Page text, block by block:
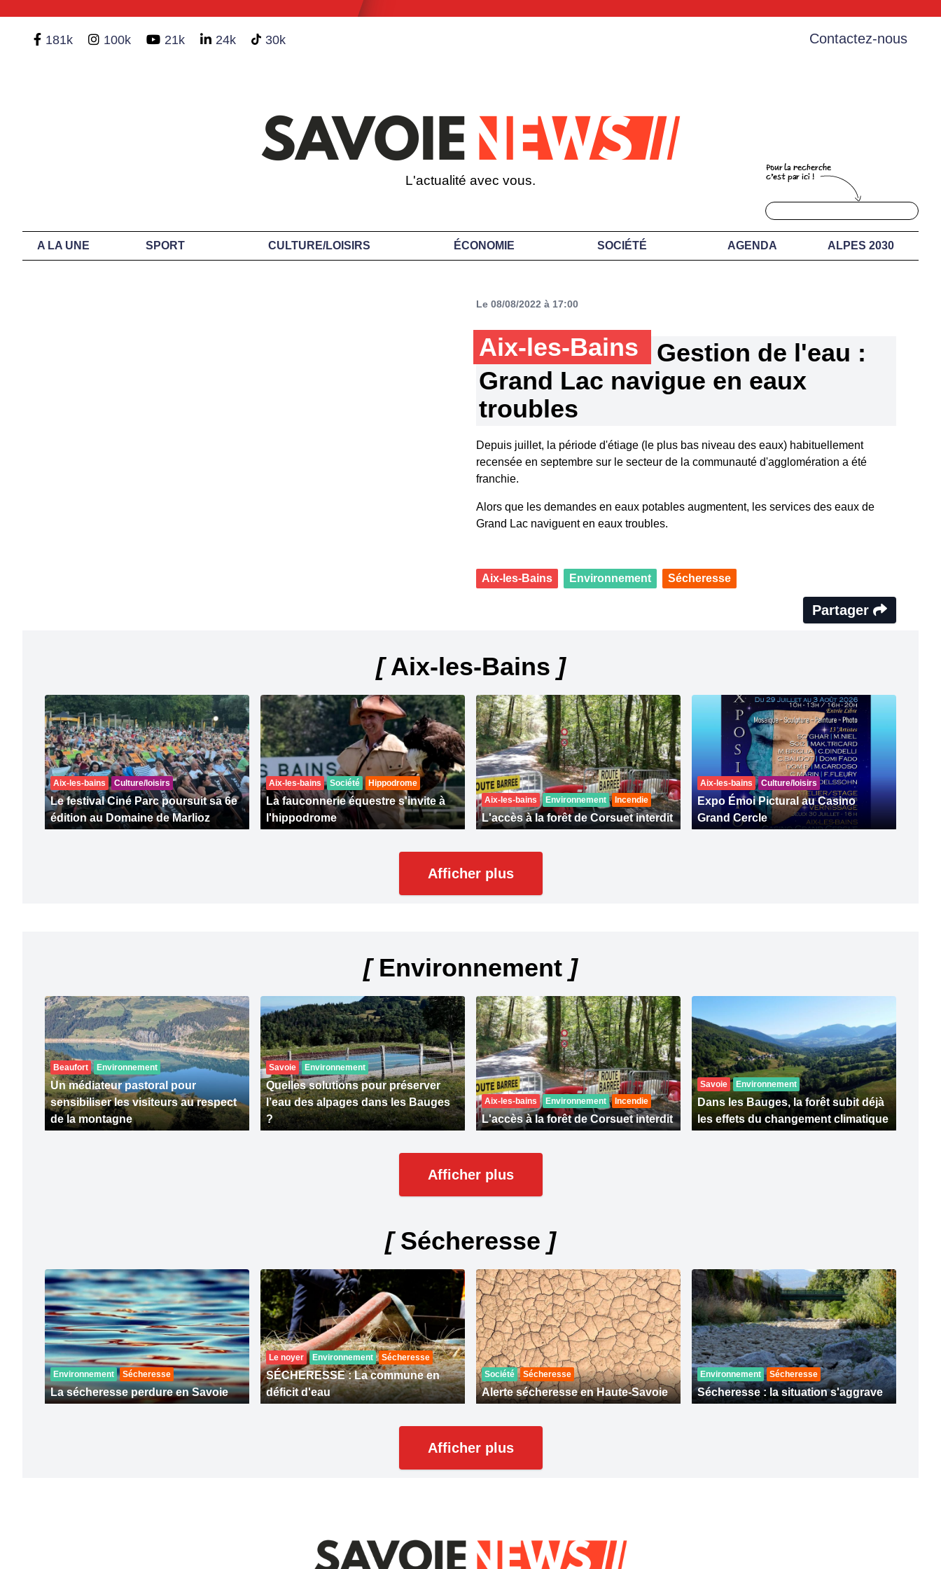
181k 100k 21k 24k 30k Contactez-nous
L'actualité avec vous.
A LA UNE SPORT CULTURE/LOISIRS ÉCONOMIE SOCIÉTÉ AGENDA ALPES 2030
Le 08/08/2022 à 17:00
Aix-les-Bains
Gestion de l'eau :
Grand Lac navigue en eaux
troubles
Depuis juillet, la période d'étiage (le plus bas niveau des eaux) habituellement
recensée en septembre sur le secteur de la communauté d'agglomération a été
franchie.
Alors que les demandes en eaux potables augmentent, les services des eaux de
Grand Lac naviguent en eaux troubles.
Aix-les-Bains Environnement Sécheresse
Partager
[Aix-les-Bains ]
Aix-les-bains Culture/loisirs
Le festival Ciné Parc poursuit sa 6e
édition au Domaine de Marlioz
Aix-les-bains Société Hippodrome
La fauconnerie équestre s'invite à
l'hippodrome
Aix-les-bains Environnement Incendie
L'accès à la forêt de Corsuet interdit
Aix-les-bains Culture/loisirs
Expo Émoi Pictural au Casino
Grand Cercle
Afficher plus
[Environnement ]
Beaufort Environnement
Un médiateur pastoral pour
sensibiliser les visiteurs au respect
de la montagne
Savoie Environnement
Quelles solutions pour préserver
l’eau des alpages dans les Bauges
?
Aix-les-bains Environnement Incendie
L'accès à la forêt de Corsuet interdit
Savoie Environnement
Dans les Bauges, la forêt subit déjà
les effets du changement climatique
Afficher plus
[Sécheresse ]
Environnement Sécheresse
La sécheresse perdure en Savoie
Le noyer Environnement Sécheresse
SÉCHERESSE : La commune en
déficit d'eau
Société Sécheresse
Alerte sécheresse en Haute-Savoie
Environnement Sécheresse
Sécheresse : la situation s'aggrave
Afficher plus